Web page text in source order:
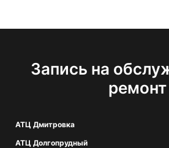
Запись на
ремонт
АТЦ Дмитровка
АТЦ Долгопрудный